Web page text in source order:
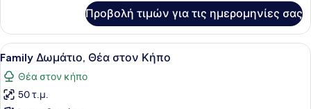
Room,
Garden
View
Προβολή τιμών για τις ημερομηνίες σας
Προβολή
όλων
των
φωτογραφιών
Ένα δωμάτιο ξενοδοχείου με ένα
7
Family Δωμάτιο, Θέα στον Κήπο
Θέα στον κήπο
50 τ.μ.